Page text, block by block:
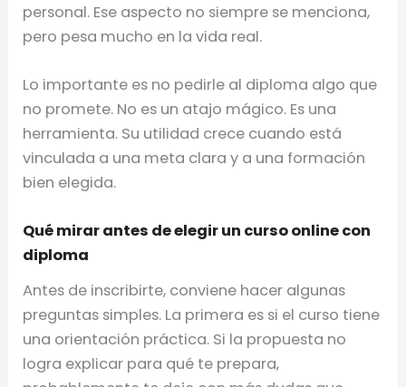
personal. Ese aspecto no siempre se menciona,
pero pesa mucho en la vida real.
Lo importante es no pedirle al diploma algo que
no promete. No es un atajo mágico. Es una
herramienta. Su utilidad crece cuando está
vinculada a una meta clara y a una formación
bien elegida.
Qué mirar antes de elegir un curso online con
diploma
Antes de inscribirte, conviene hacer algunas
preguntas simples. La primera es si el curso tiene
una orientación práctica. Si la propuesta no
logra explicar para qué te prepara,